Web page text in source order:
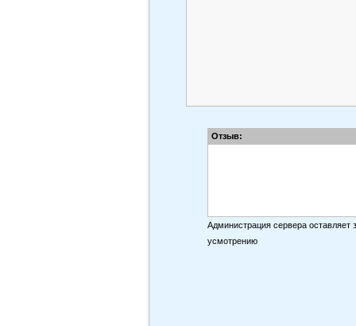
Отзыв:
Администрация сервера оставляет
усмотрению